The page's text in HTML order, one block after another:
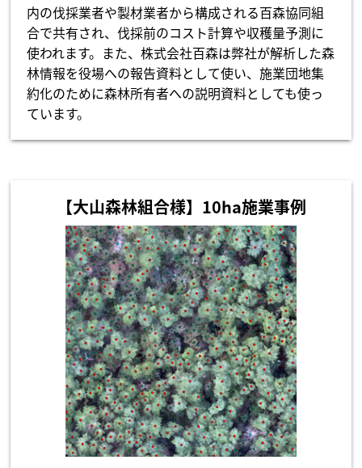
内の伐採業者や製材業者から構成される百森協同組
合で共有され、伐採前のコスト計算や収穫量予測に
使われます。また、株式会社百森は弊社が解析した森
林情報を役場への報告資料として使い、施業団地集
約化のために森林所有者への説明資料としても使っ
ています。
【大山森林組合様】10ha施業事例